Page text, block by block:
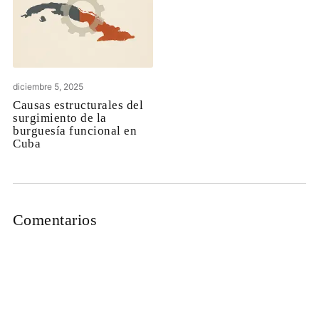
diciembre 5, 2025
Causas estructurales del
surgimiento de la
burguesía funcional en
Cuba
Comentarios